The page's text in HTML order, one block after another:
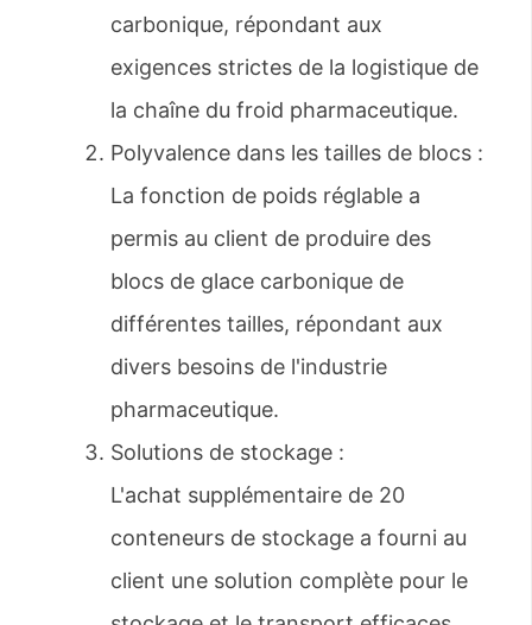
carbonique, répondant aux
exigences strictes de la logistique de
la chaîne du froid pharmaceutique.
Polyvalence dans les tailles de blocs :
La fonction de poids réglable a
permis au client de produire des
blocs de glace carbonique de
différentes tailles, répondant aux
divers besoins de l'industrie
pharmaceutique.
Solutions de stockage :
L'achat supplémentaire de 20
conteneurs de stockage a fourni au
client une solution complète pour le